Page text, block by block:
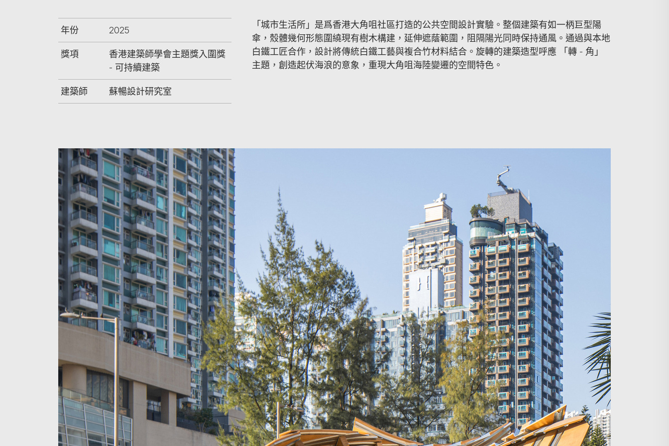
年份 2025
獎項
香港建築師學會主題獎入圍獎
- 可持續建築
建築師 蘇暢設計研究室
「城市生活所」是爲香港大角咀社區打造的公共空間設計實驗。整個建築有如一柄巨型陽
傘，殼體幾何形態圍繞現有樹木構建，延伸遮蔭範圍，阻隔陽光同時保持通風。通過與本地
白鐵工匠合作，設計將傳統白鐵工藝與複合竹材料結合。旋轉的建築造型呼應 「轉 - 角」
主題，創造起伏海浪的意象，重現大角咀海陸變遷的空間特色。